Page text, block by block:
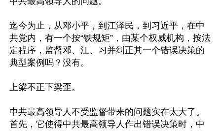
迄今为止，从邓小平，到江泽民，到习近平，在中
共党内，有一个按“铁规矩”，由某个权威机构，按法
定程序，监督邓、江、习并纠正其一个错误决策的
典型案例吗？没有。
上梁不正下梁歪。
中共最高领导人不受监督带来的问题实在太大了。
首先，它使得中共最高领导人作出错误决策时，中